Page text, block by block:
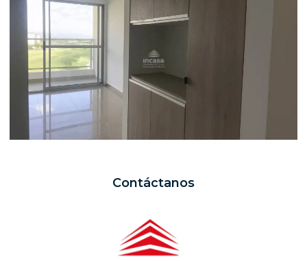
Contáctanos